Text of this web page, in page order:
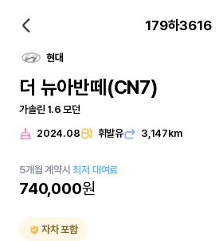
179하3616
현대
더 뉴아반떼(CN7)
가솔린 1.6 모던
2024.08 휘발유 3,147km
5개월 계약시최저 대여료
740,000원
자차 포함